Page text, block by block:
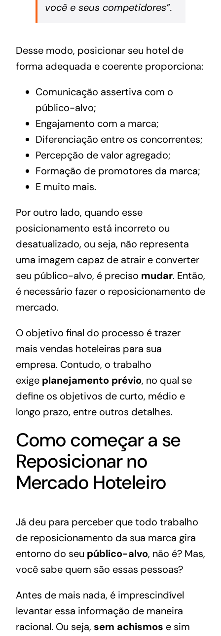
você e seus competidores”.
Desse modo, posicionar seu hotel de
forma adequada e coerente proporciona:
Comunicação assertiva com o
público-alvo;
Engajamento com a marca;
Diferenciação entre os concorrentes;
Percepção de valor agregado;
Formação de promotores da marca;
E muito mais.
Por outro lado, quando esse
posicionamento está incorreto ou
desatualizado, ou seja, não representa
uma imagem capaz de atrair e converter
seu público-alvo, é preciso mudar. Então,
é necessário fazer o reposicionamento de
mercado.
O objetivo final do processo é trazer
mais vendas hoteleiras para sua
empresa. Contudo, o trabalho
exige planejamento prévio, no qual se
define os objetivos de curto, médio e
longo prazo, entre outros detalhes.
Como começar a se
Reposicionar no
Mercado Hoteleiro
Já deu para perceber que todo trabalho
de reposicionamento da sua marca gira
entorno do seu público-alvo, não é? Mas,
você sabe quem são essas pessoas?
Antes de mais nada, é imprescindível
levantar essa informação de maneira
racional. Ou seja, sem achismos e sim